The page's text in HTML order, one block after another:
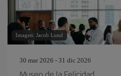
Imagen: Jacob Lund
30 mar 2026 - 31 dic 2026